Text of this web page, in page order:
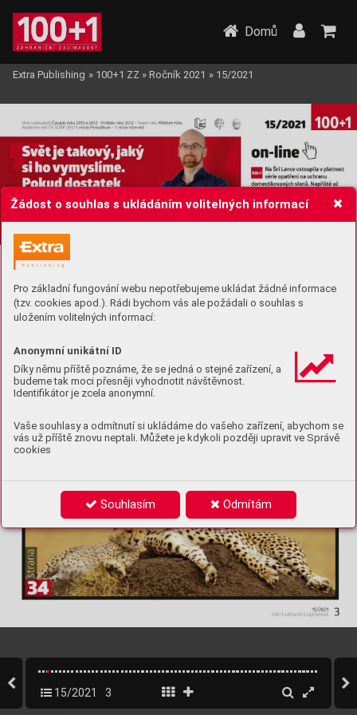
Žádost o souhlas s ukládáním volitelných informací
Pro základní fungování webu nepotřebujeme ukládat žádné informace
(tzv. cookies apod.). Rádi bychom vás ale požádali o souhlas s
uložením volitelných informací:
Anonymní unikátní ID
Díky němu příště poznáme, že se jedná o stejné zařízení, a
budeme tak moci přesněji vyhodnotit návštěvnost.
Identifikátor je zcela anonymní.
Vaše souhlasy a odmítnutí si ukládáme do vašeho zařízení, abychom se
vás už příště znovu neptali. Můžete je kdykoli později upravit ve Správě
cookies
Souhlasím Odmítám
Domů
Extra Publishing » 100+1 ZZ » Ročník 2021 » 15/2021
15/2021 3